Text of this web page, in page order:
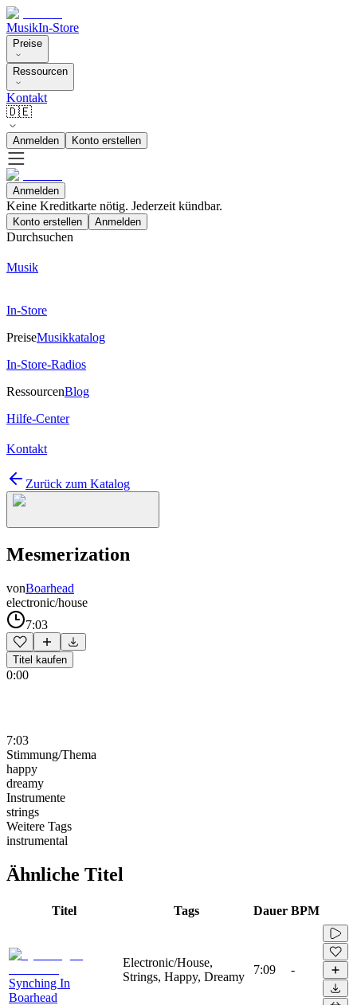
MusikIn-Store
Preise
Ressourcen
Kontakt
🇩🇪
Anmelden Konto erstellen
Anmelden
Keine Kreditkarte nötig. Jederzeit kündbar.
Konto erstellen Anmelden
Durchsuchen
Musik
In-Store
PreiseMusikkatalog
In-Store-Radios
RessourcenBlog
Hilfe-Center
Kontakt
Zurück zum Katalog
Mesmerization
vonBoarhead
electronic/house
7:03
Titel kaufen
0:00
7:03
Stimmung/Thema
happy
dreamy
Instrumente
strings
Weitere Tags
instrumental
Ähnliche Titel
Titel Tags Dauer BPM
Synching In
Boarhead
Electronic/House,
Strings, Happy, Dreamy
7:09 -